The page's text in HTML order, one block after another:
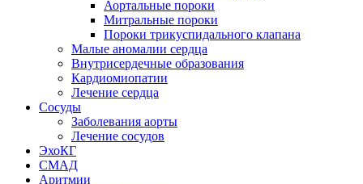
Аортальные пороки
Митральные пороки
Пороки трикуспидального клапана
Малые аномалии сердца
Внутрисердечные образования
Кардиомиопатии
Лечение сердца
Сосуды
Заболевания аорты
Лечение сосудов
ЭхоКГ
СМАД
Аритмии